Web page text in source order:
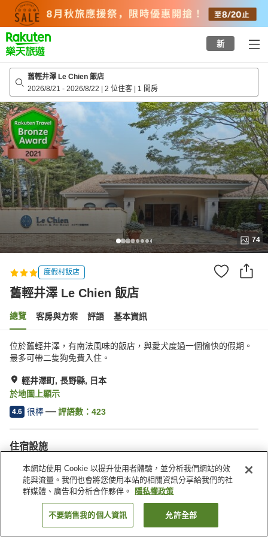
top
page
新
舊輕井澤 Le Chien 飯店
2026/8/21 - 2026/8/22 | 2 位住客 | 1 間房
74
度假村飯店
舊輕井澤 Le Chien 飯店
總覽 客房與方案 評語 基本資訊
位於舊輕井澤，有南法風味的飯店，與愛犬度過一個愉快的假期。
最多可帶二隻狗免費入住。
輕井澤町, 長野縣, 日本
於地圖上顯示
4.6 很棒 評語數： 423
住宿設施
停車場
三溫暖
餐廳
酒吧
找客房
本網站使用 Cookie 以提升使用者體驗，並分析我們網站的效
能與流量。我們也會將您使用本站的相關資訊分享給我們的社
群媒體、廣告和分析合作夥伴。
隱私權政策
不要銷售我的個人資訊 允許全部